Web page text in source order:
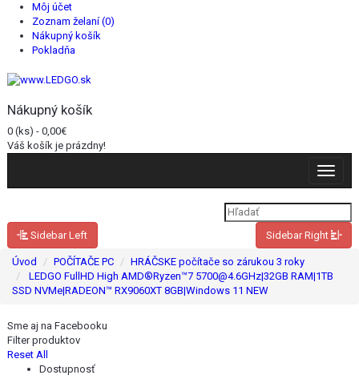
Môj účet
Zoznam želaní (0)
Nákupný košík
Pokladňa
Nákupný košík
0 (ks) - 0,00€
Váš košík je prázdny!
Toggle
Sidebar Left Sidebar Right
Úvod POČÍTAČE PC
HRÁČSKE počítače so zárukou 3 roky
LEDGO FullHD High AMD®Ryzen™7 5700@4.6GHz|32GB RAM|1TB
SSD NVMe|RADEON™ RX9060XT 8GB|Windows 11 NEW
Sme aj na Facebooku
Filter produktov
Reset All
Dostupnosť